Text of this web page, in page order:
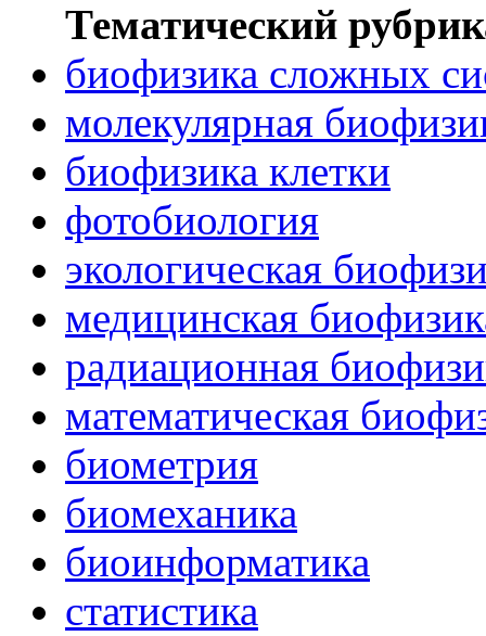
Тематический
биофизика сложных
молекулярная
биофизика клетки
фотобиология
экологическая
медицинская
радиационная
математическая
биометрия
биомеханика
биоинформатика
статистика